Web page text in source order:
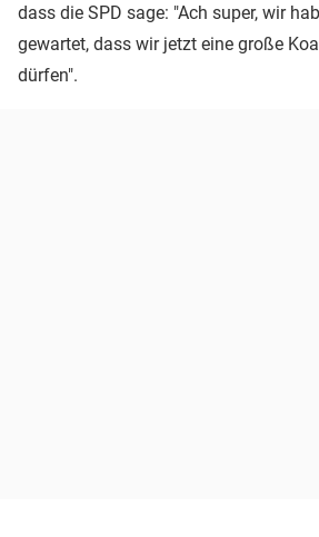
dass die SPD sage: "Ach super, wir
gewartet, dass wir jetzt eine große
dürfen".